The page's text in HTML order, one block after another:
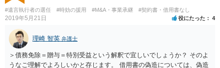
#遺言執行者の選任 #時効の援用 #M&A・事業承継 #契約書・借用書なし
2019年5月21日 役にたった 4
理崎 智英 弁護士
＞債務免除＝贈与＝特別受益という解釈で宜しいでしょうか？ そのよ
うなご理解でよろしいかと存じます。 借用書の偽造については、偽造